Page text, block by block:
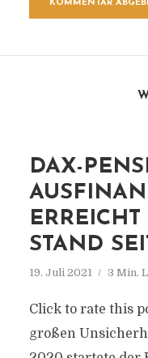
DAX-
STAND
19. Juli 2021 3 Min.
Click to rate this
großen